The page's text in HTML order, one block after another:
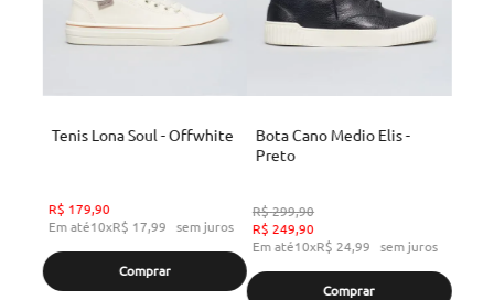
Tenis Lona Soul - Offwhite
R$ 179,90
Em até10xR$ 17,99 sem juros
Comprar
Bota Cano Medio Elis -
Preto
R$299,90
R$ 249,90
Em até10xR$ 24,99 sem juros
Comprar